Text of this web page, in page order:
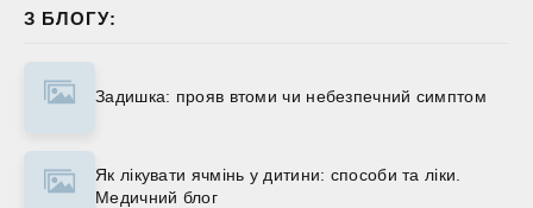
З БЛОГУ:
Задишка: прояв втоми чи небезпечний симптом
Як лікувати ячмінь у дитини: способи та ліки.
Медичний блог